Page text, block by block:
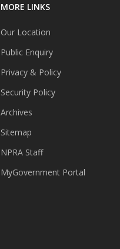
MORE LINKS
Our Location
Public Enquiry
Privacy & Policy
Security Policy
Archives
Sitemap
NPRA Staff
MyGovernment Portal